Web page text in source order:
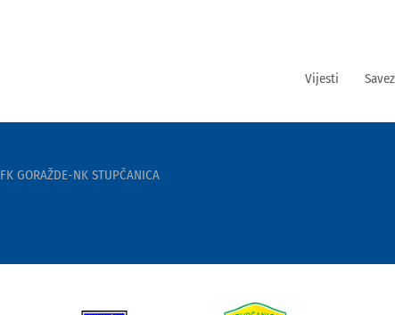
Vijesti Savez
FK GORAŽDE-NK STUPČANICA